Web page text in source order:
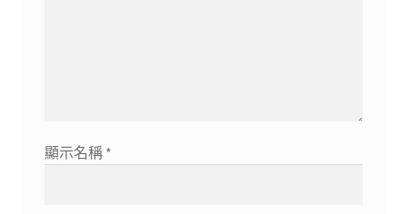
顯示名稱 *